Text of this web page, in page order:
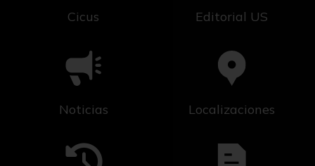
Cicus Editorial US
Noticias Localizaciones